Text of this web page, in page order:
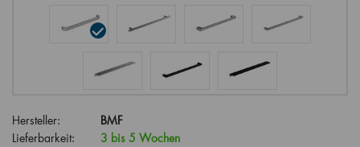
Hersteller:
BMF
Lieferbarkeit:
3 bis 5 Wochen